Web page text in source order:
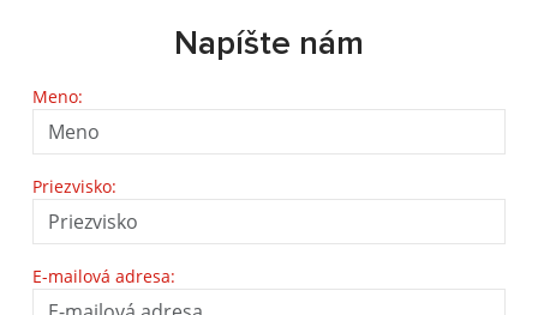
Napíšte nám
Meno:
Priezvisko:
E-mailová adresa: